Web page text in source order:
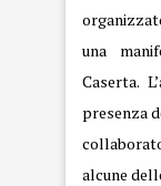
una
Caserta.
presenza
alcune